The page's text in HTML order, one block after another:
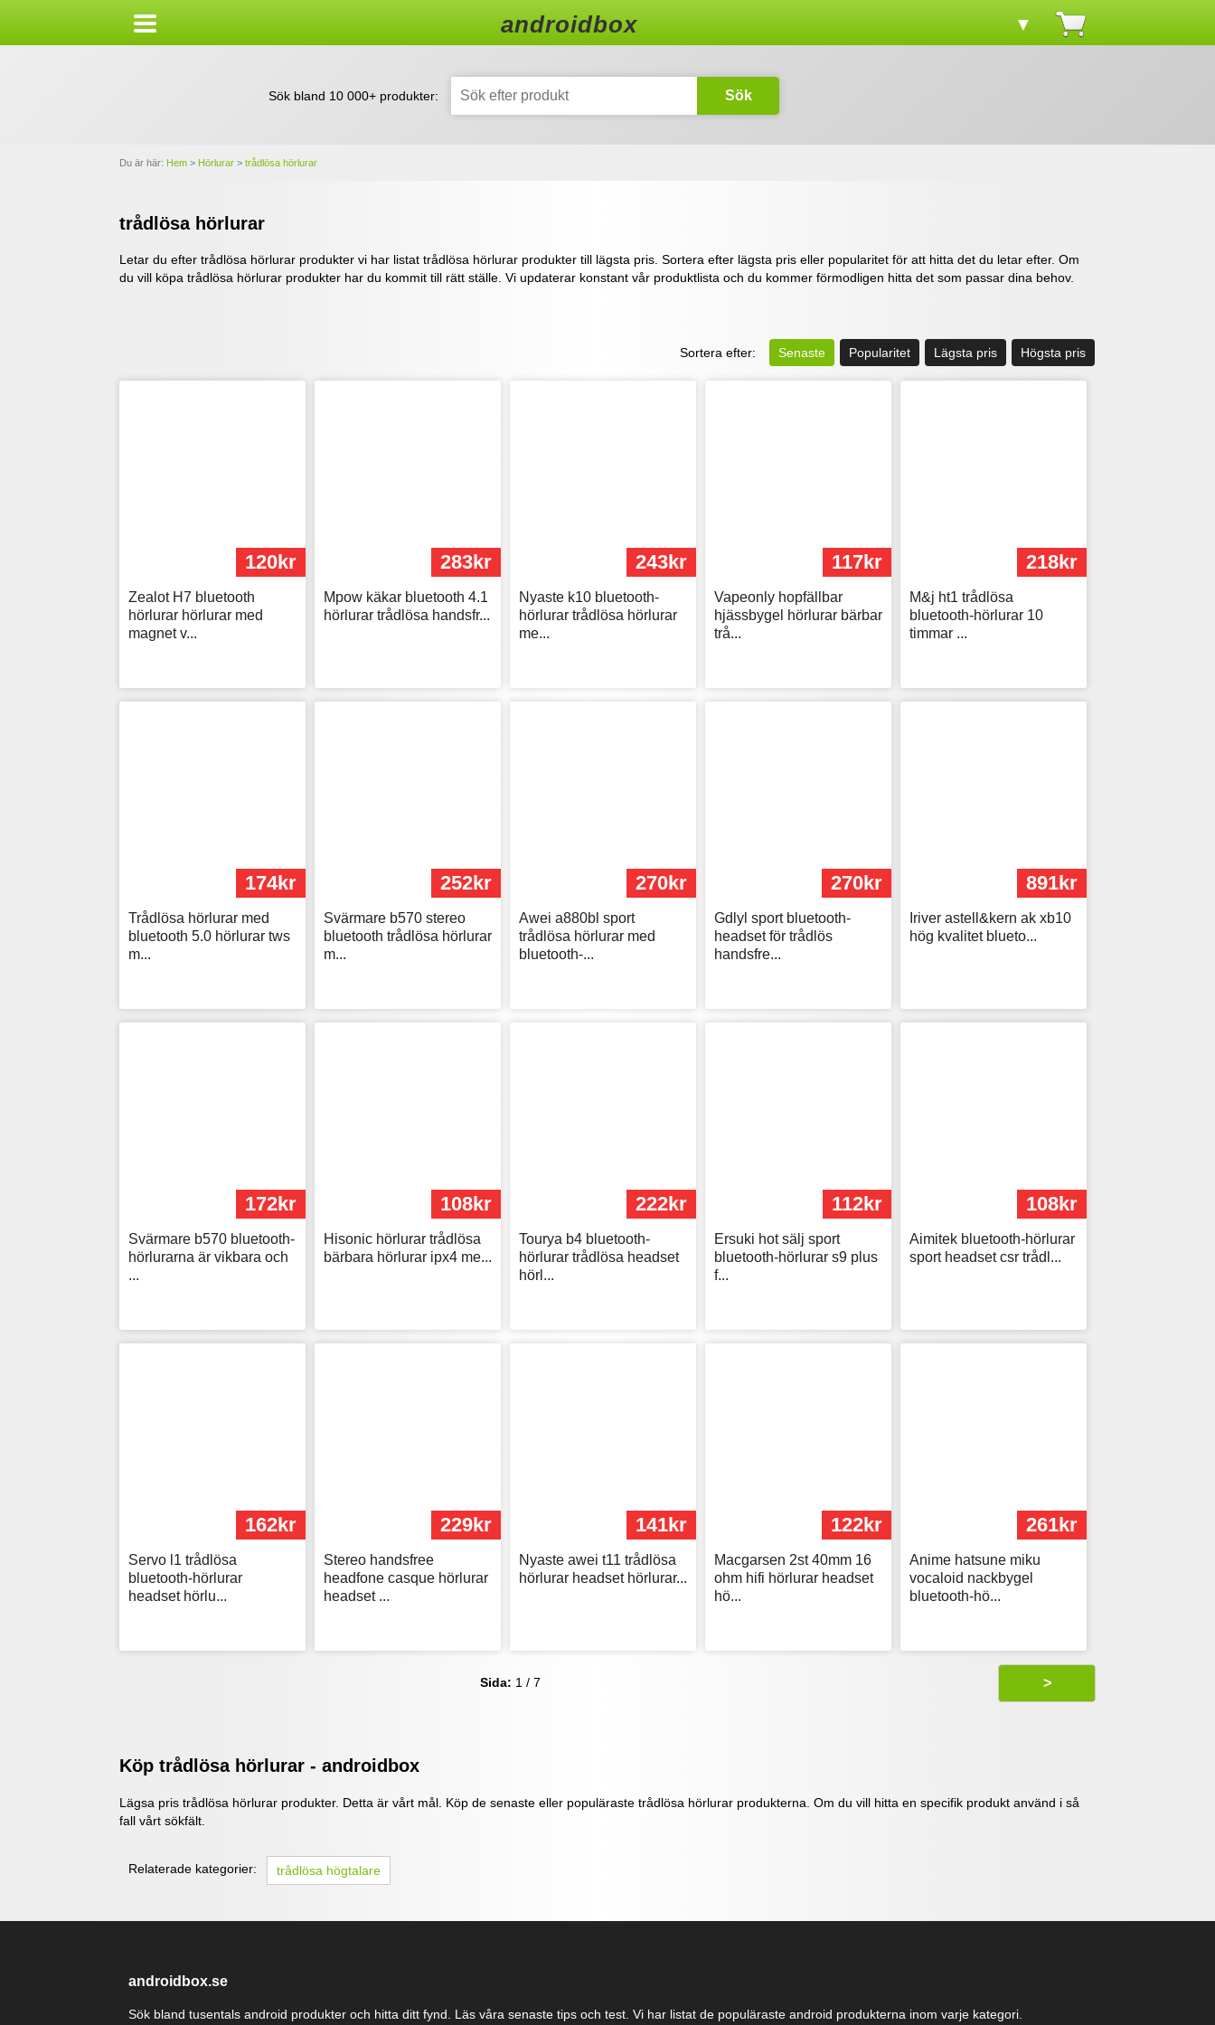
androidbox ▼
Sök bland 10 000+ produkter: Sök
Du är här: Hem > Hörlurar > trådlösa hörlurar
trådlösa hörlurar
Letar du efter trådlösa hörlurar produkter vi har listat trådlösa hörlurar produkter till lägsta pris. Sortera efter lägsta pris eller popularitet för att hitta det du letar efter. Om
du vill köpa trådlösa hörlurar produkter har du kommit till rätt ställe. Vi updaterar konstant vår produktlista och du kommer förmodligen hitta det som passar dina behov.
Sortera efter: Senaste Popularitet Lägsta pris Högsta pris
120kr
Zealot H7 bluetooth
hörlurar hörlurar med
magnet v...
283kr
Mpow käkar bluetooth 4.1
hörlurar trådlösa handsfr...
243kr
Nyaste k10 bluetooth-
hörlurar trådlösa hörlurar
me...
117kr
Vapeonly hopfällbar
hjässbygel hörlurar bärbar
trå...
218kr
M&j ht1 trådlösa
bluetooth-hörlurar 10
timmar ...
174kr
Trådlösa hörlurar med
bluetooth 5.0 hörlurar tws
m...
252kr
Svärmare b570 stereo
bluetooth trådlösa hörlurar
m...
270kr
Awei a880bl sport
trådlösa hörlurar med
bluetooth-...
270kr
Gdlyl sport bluetooth-
headset för trådlös
handsfre...
891kr
Iriver astell&kern ak xb10
hög kvalitet blueto...
172kr
Svärmare b570 bluetooth-
hörlurarna är vikbara och
...
108kr
Hisonic hörlurar trådlösa
bärbara hörlurar ipx4 me...
222kr
Tourya b4 bluetooth-
hörlurar trådlösa headset
hörl...
112kr
Ersuki hot sälj sport
bluetooth-hörlurar s9 plus
f...
108kr
Aimitek bluetooth-hörlurar
sport headset csr trådl...
162kr
Servo l1 trådlösa
bluetooth-hörlurar
headset hörlu...
229kr
Stereo handsfree
headfone casque hörlurar
headset ...
141kr
Nyaste awei t11 trådlösa
hörlurar headset hörlurar...
122kr
Macgarsen 2st 40mm 16
ohm hifi hörlurar headset
hö...
261kr
Anime hatsune miku
vocaloid nackbygel
bluetooth-hö...
Sida: 1 / 7 >
Köp trådlösa hörlurar - androidbox
Lägsa pris trådlösa hörlurar produkter. Detta är vårt mål. Köp de senaste eller populäraste trådlösa hörlurar produkterna. Om du vill hitta en specifik produkt använd i så
fall vårt sökfält.
Relaterade kategorier: trådlösa högtalare
androidbox.se
Sök bland tusentals android produkter och hitta ditt fynd. Läs våra senaste tips och test. Vi har listat de populäraste android produkterna inom varje kategori.